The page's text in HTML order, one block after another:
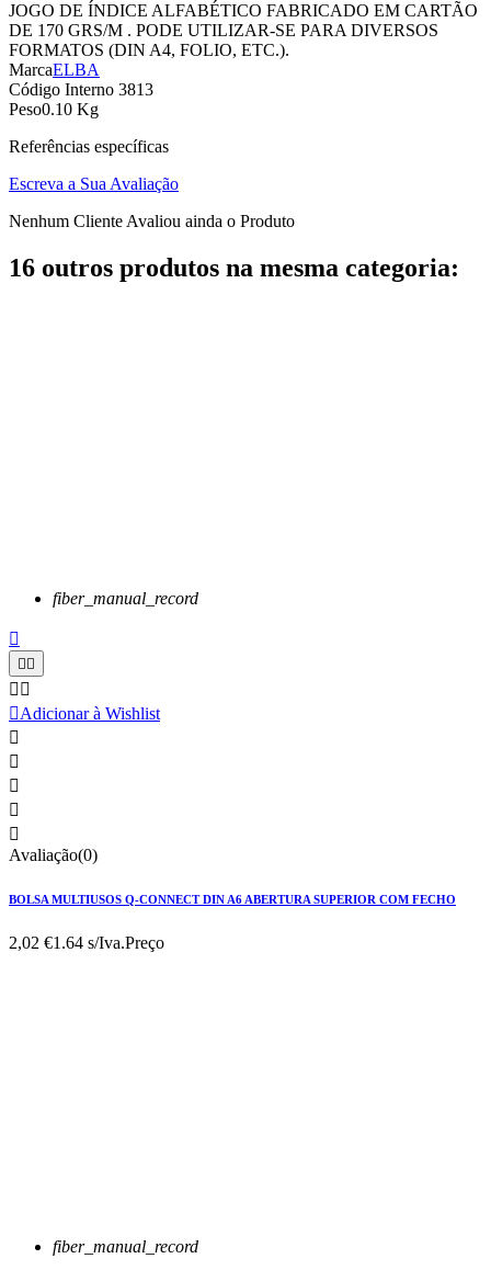
JOGO DE ÍNDICE ALFABÉTICO FABRICADO EM CARTÃO
DE 170 GRS/M . PODE UTILIZAR-SE PARA DIVERSOS
FORMATOS (DIN A4, FOLIO, ETC.).
MarcaELBA
Código Interno 3813
Peso0.10 Kg
Referências específicas
Escreva a Sua Avaliação
Nenhum Cliente Avaliou ainda o Produto
16 outros produtos na mesma categoria:
fiber_manual_record

 
 
Adicionar à Wishlist





Avaliação(0)
BOLSA MULTIUSOS Q-CONNECT DIN A6 ABERTURA SUPERIOR COM FECHO
2,02 €1.64 s/Iva.Preço
fiber_manual_record